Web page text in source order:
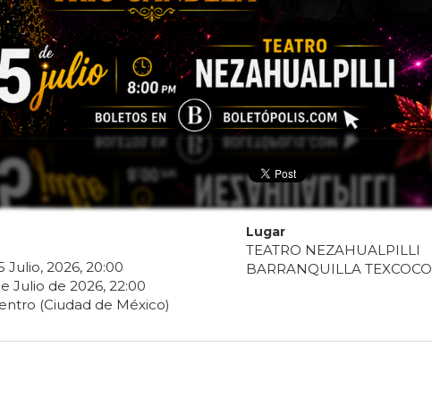
Julio, 2026, 20:00
Julio de 2026, 22:00
(Ciudad de México)
Lugar
TEATRO NEZAHUALPILLI
BARRANQUILLA TEXCOCO